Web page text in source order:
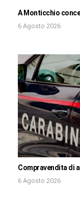
A Monticchio
6 Agosto 2026
Compravendita di
6 Agosto 2026